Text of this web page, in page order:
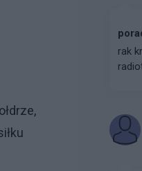
rak